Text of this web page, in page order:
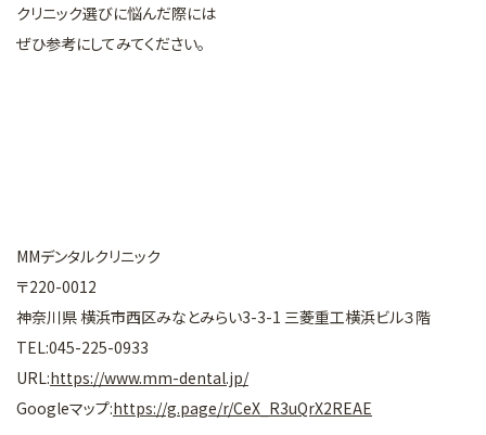
クリニック選びに悩んだ際には
ぜひ参考にしてみてください。
MMデンタルクリニック
〒220-0012
神奈川県 横浜市西区みなとみらい3-3-1 三菱重工横浜ビル３階
TEL:045-225-0933
URL:https://www.mm-dental.jp/
Googleマップ:https://g.page/r/CeX_R3uQrX2REAE